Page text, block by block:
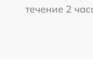
течение 2